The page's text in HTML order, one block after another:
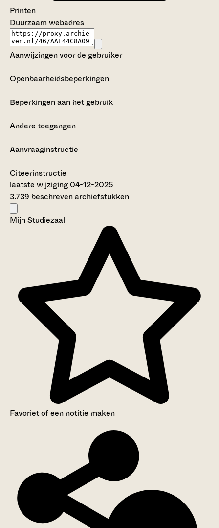
Printen
Duurzaam webadres
Aanwijzingen voor de gebruiker
Openbaarheidsbeperkingen
Beperkingen aan het gebruik
Andere toegangen
Aanvraaginstructie
Citeerinstructie
laatste wijziging 04-12-2025
3.739 beschreven archiefstukken
Mijn Studiezaal
Favoriet of een notitie maken